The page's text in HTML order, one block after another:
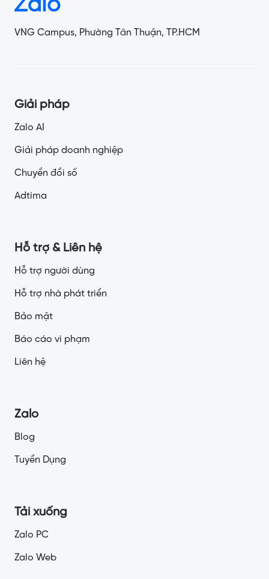
VNG Campus, Phường Tân Thuận, TP.HCM
Giải pháp
Zalo AI
Giải pháp doanh nghiệp
Chuyển đổi số
Adtima
Hỗ trợ & Liên hệ
Hỗ trợ người dùng
Hỗ trợ nhà phát triển
Bảo mật
Báo cáo vi phạm
Liên hệ
Zalo
Blog
Tuyển Dụng
Tải xuống
Zalo PC
Zalo Web